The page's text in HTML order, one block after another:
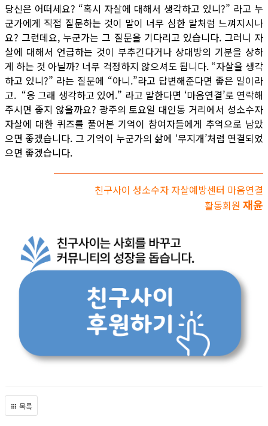
당신은 어떠세요? “혹시 자살에 대해서 생각하고 있니?” 라고 누
군가에게 직접 질문하는 것이 말이 너무 심한 말처럼 느껴지시나
요? 그런데요, 누군가는 그 질문을 기다리고 있습니다. 그러니 자
살에 대해서 언급하는 것이 부추긴다거나 상대방의 기분을 상하
게 하는 것 아닐까? 너무 걱정하지 않으셔도 됩니다. “자살을 생각
하고 있니?” 라는 질문에 “아니.”라고 답변해준다면 좋은 일이라
고. “응 그래 생각하고 있어.” 라고 말한다면 ‘마음연결’로 연락해
주시면 좋지 않을까요? 광주의 토요일 대인동 거리에서 성소수자
자살에 대한 퀴즈를 풀어본 기억이 참여자들에게 추억으로 남았
으면 좋겠습니다. 그 기억이 누군가의 삶에 ‘무지개’처럼 연결되었
으면 좋겠습니다.
친구사이 성소수자 자살예방센터 마음연결
활동회원 재윤
목록